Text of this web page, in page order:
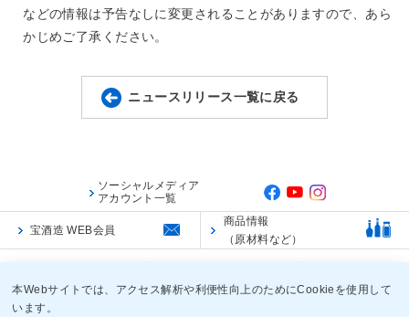
などの情報は予告なしに変更されることがありますので、あら
かじめご了承ください。
ニュースリリース一覧に戻る
ソーシャルメディア
アカウント一覧
宝酒造 WEB会員
商品情報
（原材料など）
本Webサイトでは、アクセス解析や利便性向上のためにCookieを使用して
います。